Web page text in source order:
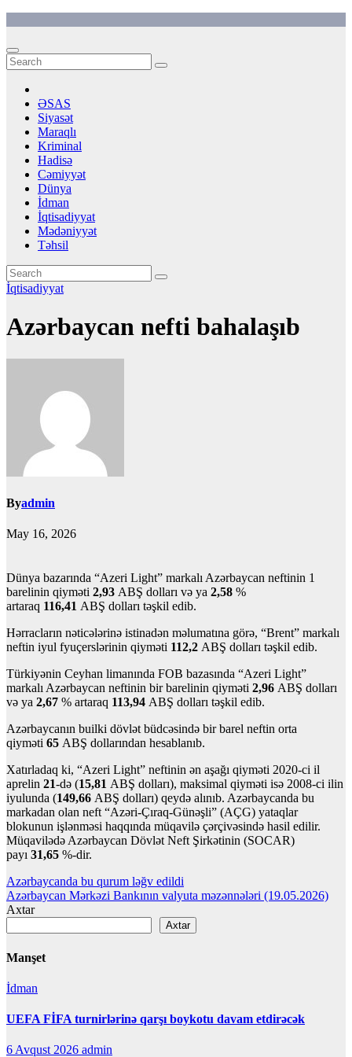
content
ƏSAS
Siyasət
Maraqlı
Kriminal
Hadisə
Cəmiyyət
Dünya
İdman
İqtisadiyyat
Mədəniyyət
Təhsil
İqtisadiyyat
Azərbaycan nefti bahalaşıb
Byadmin
May 16, 2026
Dünya bazarında “Azeri Light” markalı Azərbaycan neftinin 1
barelinin qiyməti 2,93 ABŞ dolları və ya 2,58 %
artaraq 116,41 ABŞ dolları təşkil edib.
Hərracların nəticələrinə istinadən məlumatına görə, “Brent” markalı
neftin iyul fyuçerslərinin qiyməti 112,2 ABŞ dolları təşkil edib.
Türkiyənin Ceyhan limanında FOB bazasında “Azeri Light”
markalı Azərbaycan neftinin bir barelinin qiyməti 2,96 ABŞ dolları
və ya 2,67 % artaraq 113,94 ABŞ dolları təşkil edib.
Azərbaycanın builki dövlət büdcəsində bir barel neftin orta
qiyməti 65 ABŞ dollarından hesablanıb.
Xatırladaq ki, “Azeri Light” neftinin ən aşağı qiyməti 2020-ci il
aprelin 21-də (15,81 ABŞ dolları), maksimal qiyməti isə 2008-ci ilin
iyulunda (149,66 ABŞ dolları) qeydə alınıb. Azərbaycanda bu
markadan olan neft “Azəri-Çıraq-Günəşli” (AÇG) yataqlar
blokunun işlənməsi haqqında müqavilə çərçivəsində hasil edilir.
Müqavilədə Azərbaycan Dövlət Neft Şirkətinin (SOCAR)
payı 31,65 %-dir.
Yazı
naviqasiyası
Azərbaycanda bu qurum ləğv edildi
Azərbaycan Mərkəzi Bankının valyuta məzənnələri (19.05.2026)
Axtar
Axtar
Manşet
İdman
UEFA FİFA turnirlərinə qarşı boykotu davam etdirəcək
6 Avqust 2026 admin